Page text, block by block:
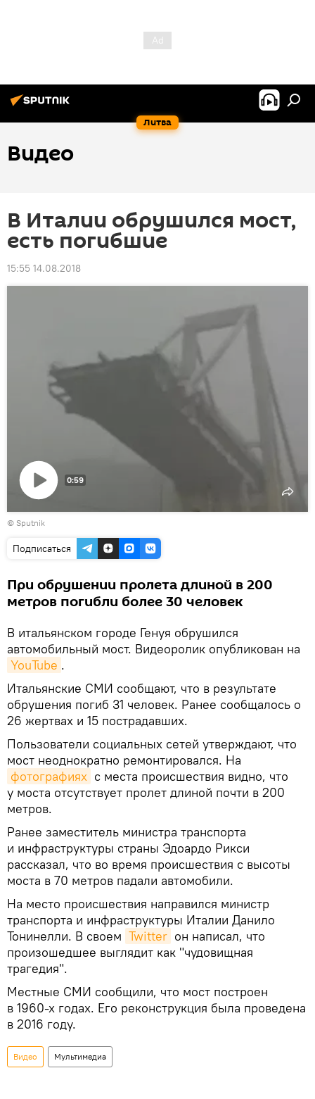
Литва
Видео
В Италии обрушился мост,
есть погибшие
15:55 14.08.2018
Воспроизвести
видео
0:59
© Sputnik
Подписаться
При обрушении пролета длиной в 200
метров погибли более 30 человек
В итальянском городе Генуя обрушился
автомобильный мост. Видеоролик опубликован на
YouTube .
Итальянские СМИ сообщают, что в результате
обрушения погиб 31 человек. Ранее сообщалось о
26 жертвах и 15 пострадавших.
Пользователи социальных сетей утверждают, что
мост неоднократно ремонтировался. На
фотографиях с места происшествия видно, что
у моста отсутствует пролет длиной почти в 200
метров.
Ранее заместитель министра транспорта
и инфраструктуры страны Эдоардо Рикси
рассказал, что во время происшествия с высоты
моста в 70 метров падали автомобили.
На место происшествия направился министр
транспорта и инфраструктуры Италии Данило
Тонинелли. В своем Twitter он написал, что
произошедшее выглядит как "чудовищная
трагедия".
Местные СМИ сообщили, что мост построен
в 1960-х годах. Его реконструкция была проведена
в 2016 году.
Видео Мультимедиа